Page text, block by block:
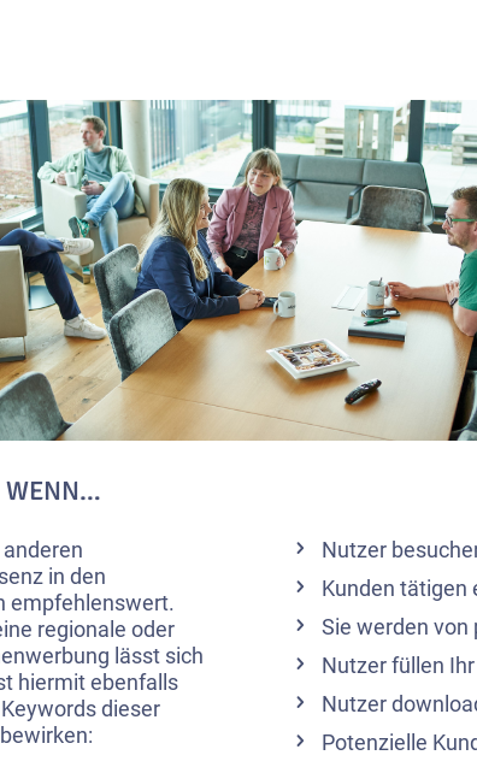
WENN…
in den
empfehlenswert.
regionale oder
lässt sich
hiermit ebenfalls
dieser
Nutzer
Kunden tätigen
Sie werden
Nutzer füllen
Nutzer
Potenzielle